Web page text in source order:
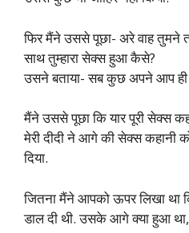
फिर मैंने उससे पूछा- अरे वाह तुमने
साथ तुम्हारा सेक्स हुआ कैसे?
उसने बताया- सब कुछ अपने आप ही
मैंने उससे पूछा कि यार पूरी सेक्स
मेरी दीदी ने आगे की सेक्स कहानी
दिया.
जितना मैंने आपको ऊपर लिखा था
डाल दी थी. उसके आगे क्या हुआ था,